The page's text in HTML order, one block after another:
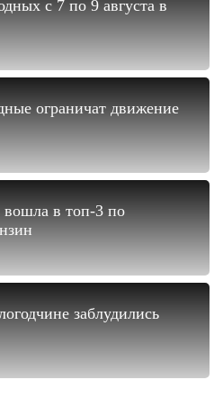
с 7 по 9 августа в
ограничат движение
вошла в топ-3 по
заблудились